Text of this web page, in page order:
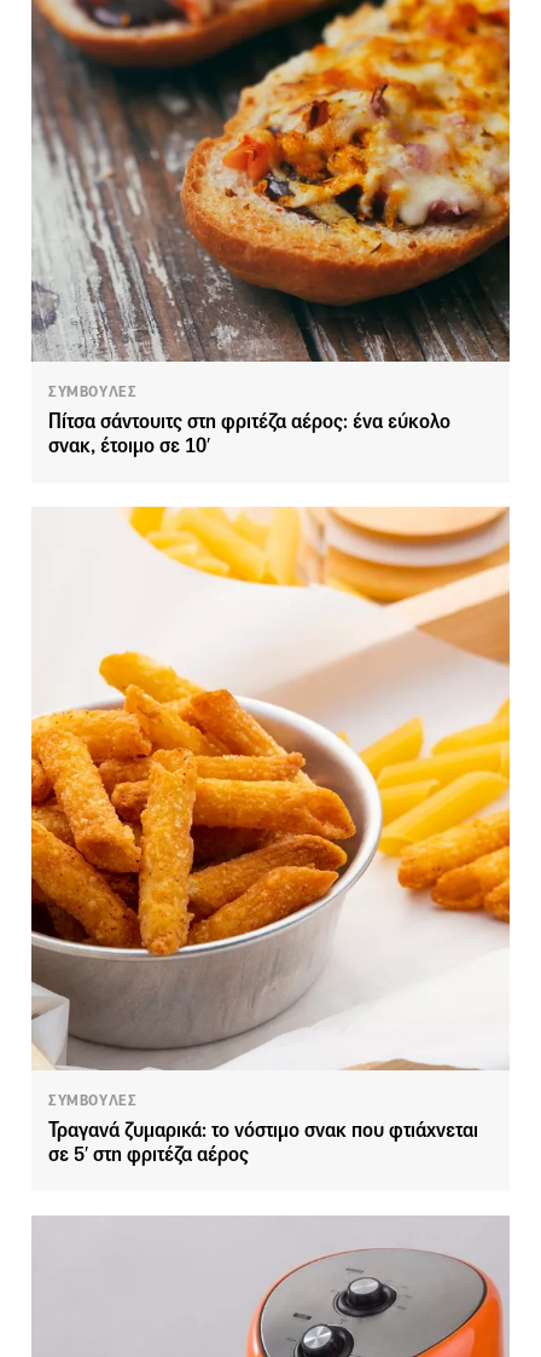
ΣΥΜΒΟΥΛΕΣ
Πίτσα σάντουιτς στη φριτέζα αέρος: ένα εύκολο
σνακ, έτοιμο σε 10′
ΣΥΜΒΟΥΛΕΣ
Τραγανά ζυμαρικά: το νόστιμο σνακ που φτιάχνεται
σε 5′ στη φριτέζα αέρος